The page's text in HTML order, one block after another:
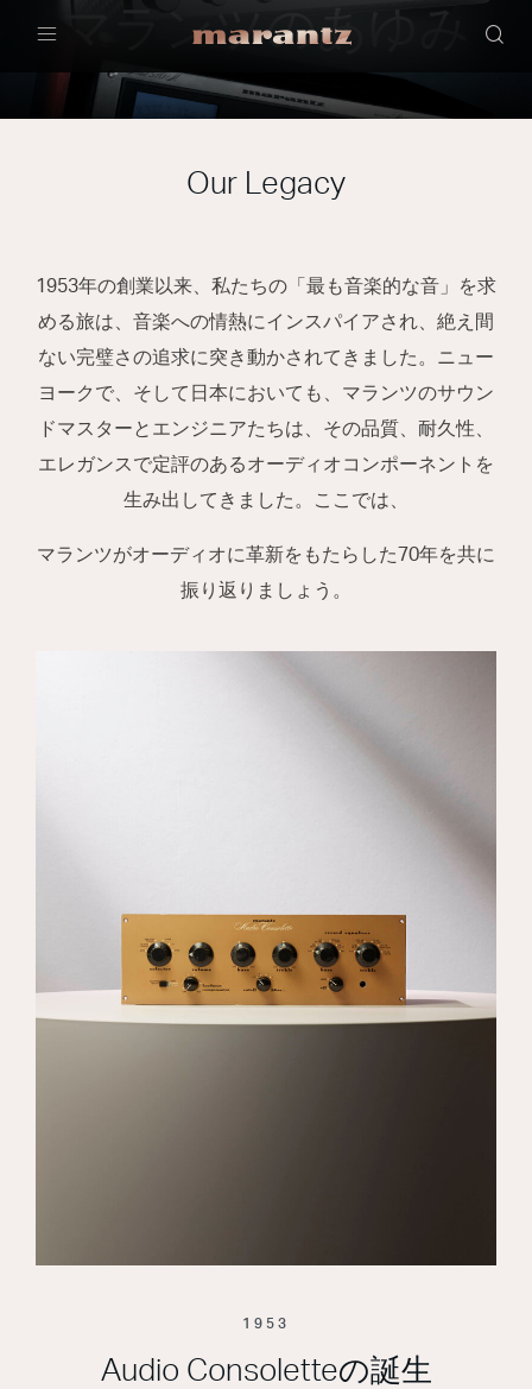
マランツのあゆみ
Our Legacy
1953年の創業以来、私たちの「最も音楽的な音」を求
める旅は、音楽への情熱にインスパイアされ、絶え間
ない完璧さの追求に突き動かされてきました。ニュー
ヨークで、そして日本においても、マランツのサウン
ドマスターとエンジニアたちは、その品質、耐久性、
エレガンスで定評のあるオーディオコンポーネントを
生み出してきました。ここでは、
マランツがオーディオに革新をもたらした70年を共に
振り返りましょう。
1953
Audio Consoletteの誕生